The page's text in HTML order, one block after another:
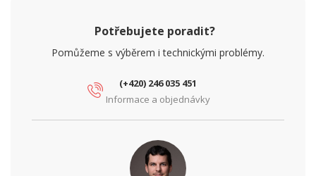
Výstupní napětí (V) 48
60
Potřebujete poradit?
Pomůžeme s výběrem i technickými problémy.
(+420) 246 035 451
Informace a objednávky